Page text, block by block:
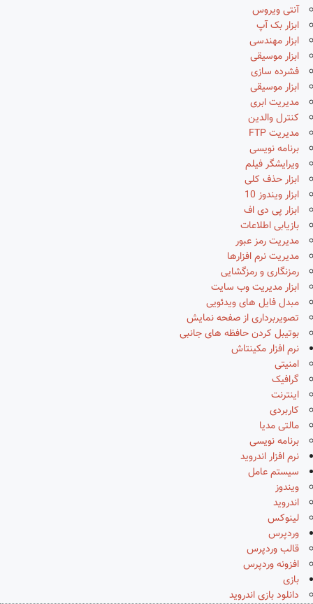
آنتی ویروس
ابزار بک آپ
ابزار مهندسی
ابزار موسیقی
فشرده سازی
ابزار موسیقی
مدیریت ابری
کنترل والدین
مدیریت FTP
برنامه نویسی
ویرایشگر فیلم
ابزار حذف کلی
ابزار ویندوز 10
ابزار پی دی اف
بازیابی اطلاعات
مدیریت رمز عبور
مدیریت نرم افزارها
رمزنگاری و رمزگشایی
ابزار مدیریت وب سایت
مبدل فایل های ویدئویی
تصویربرداری از صفحه نمایش
بوتیبل کردن حافظه های جانبی
نرم افزار مکینتاش
امنیتی
گرافیک
اینترنت
کاربردی
مالتی مدیا
برنامه نویسی
نرم افزار اندروید
سیستم عامل
ویندوز
اندروید
لینوکس
وردپرس
قالب وردپرس
افزونه وردپرس
بازی
دانلود بازی اندروید